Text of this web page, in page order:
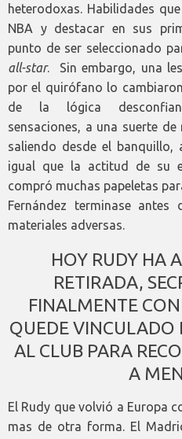
heterodoxas. Habilidades
NBA y destacar en sus
punto de ser seleccionado
all-star. Sin embargo, una
por el quirófano lo
de la lógica
sensaciones, a una suerte
saliendo desde el
igual que la actitud de su
compró muchas papeletas
Fernández terminase antes
materiales adversas.
HOY RUDY HA
RETIRADA,
FINALMENTE
QUEDE VINCULADO
AL CLUB PARA
A
El Rudy que volvió a Europa
mas de otra forma. El